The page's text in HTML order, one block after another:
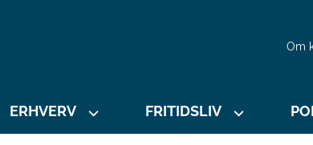
Om
ERHVERV FRITIDSLIV